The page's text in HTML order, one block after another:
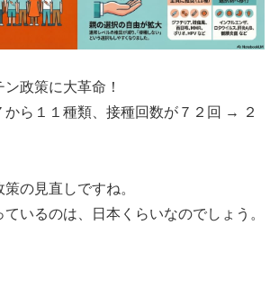
政策に大革命！
から１１種類、接種回数が７２回 → ２
の見直しですね。
いるのは、日本くらいなのでしょう。